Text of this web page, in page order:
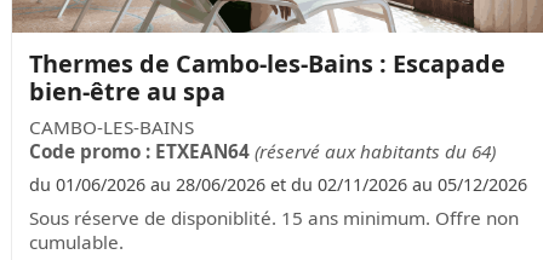
Thermes de Cambo-les-Bains : Escapade
bien-être au spa
CAMBO-LES-BAINS
Code promo : ETXEAN64 (réservé aux habitants du 64)
du 01/06/2026 au 28/06/2026 et du 02/11/2026 au 05/12/2026
Sous réserve de disponiblité. 15 ans minimum. Offre non
cumulable.